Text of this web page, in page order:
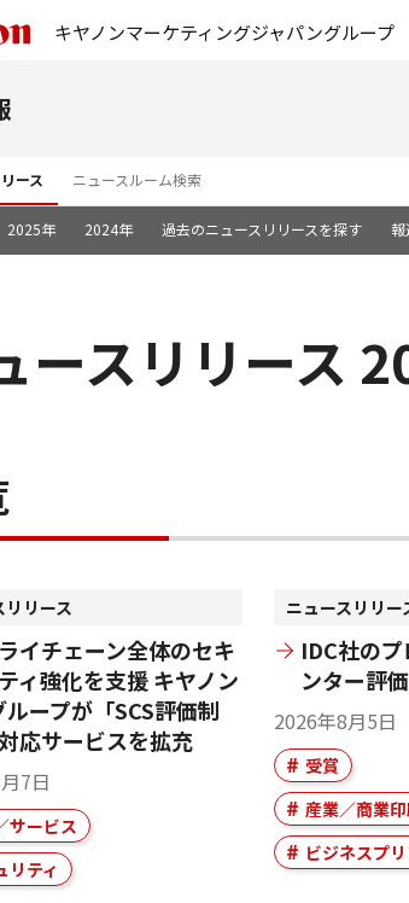
キヤノンマーケティングジャパングループ
ース ニュースルーム検索
2025年 2024年 過去のニュースリリースを探す 報
ースリリース
リリース
イチェーン全体のセキ
ィ強化を支援 キヤノン
ープが「SCS評価制
応サービスを拡充
7日
サービス
リティ
ニュースリリー
IDC社の
ンター評
2026年8月5日
受賞
産業／商業
ビジネスプ